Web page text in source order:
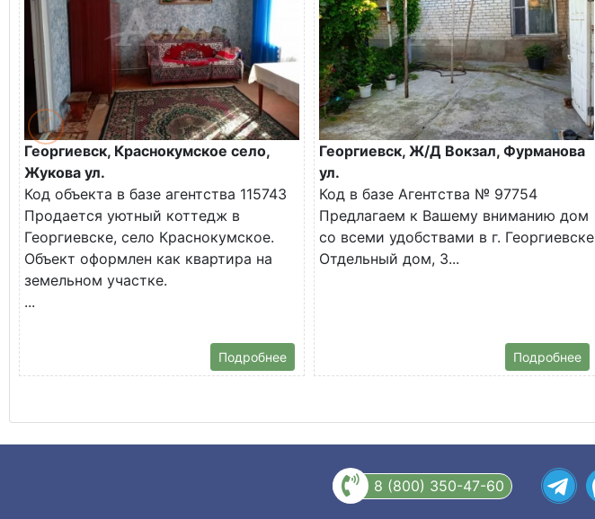
Георгиевск, Краснокумское село,
Жукова ул.
Код объекта в базе агентства 115743
Продается уютный коттедж в
Георгиевске, село Краснокумское.
Объект оформлен как квартира на
земельном участке.
...
Подробнее
Георгиевск, Ж/Д Вокзал, Фурманова
ул.
Код в базе Агентства № 97754
Предлагаем к Вашему вниманию дом
со всеми удобствами в г. Георгиевске
Отдельный дом, 3...
Подробнее
8 (800) 350-47-60